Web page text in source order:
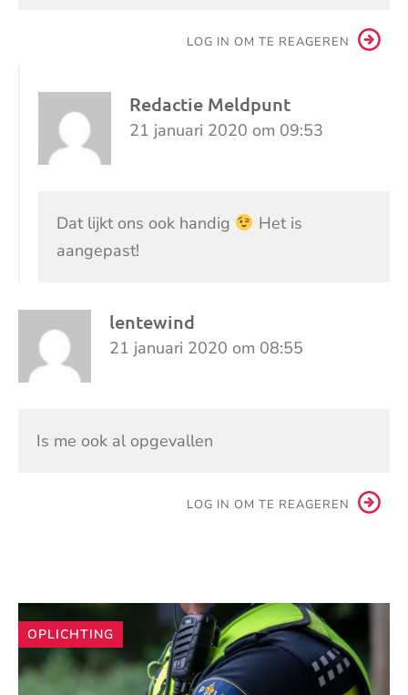
LOG IN OM TE REAGEREN
Redactie Meldpunt
21 januari 2020 om 09:53
Dat lijkt ons ook handig
Het is
aangepast!
lentewind
21 januari 2020 om 08:55
Is me ook al opgevallen
LOG IN OM TE REAGEREN
Andere
artikelen
OPLICHTING